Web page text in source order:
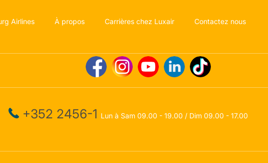
Airlines À propos Carrières chez Luxair
Contactez nous
+352 2456-1 Lun à Sam 09.00 - 19.00 / Dim 09.00 - 17.00